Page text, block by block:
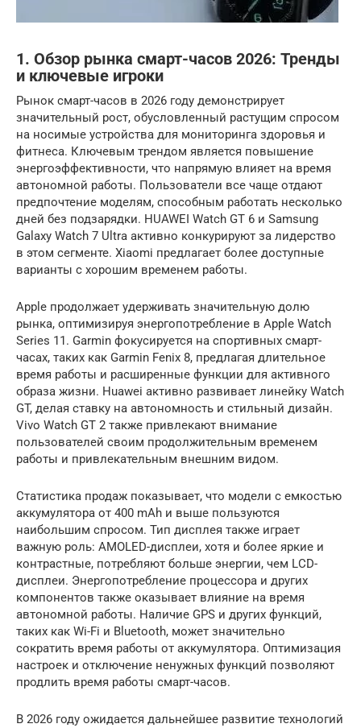
1. Обзор рынка смарт-часов 2026: Тренды
и ключевые игроки
Рынок смарт-часов в 2026 году демонстрирует
значительный рост, обусловленный растущим спросом
на носимые устройства для мониторинга здоровья и
фитнеса. Ключевым трендом является повышение
энергоэффективности, что напрямую влияет на время
автономной работы. Пользователи все чаще отдают
предпочтение моделям, способным работать несколько
дней без подзарядки. HUAWEI Watch GT 6 и Samsung
Galaxy Watch 7 Ultra активно конкурируют за лидерство
в этом сегменте. Xiaomi предлагает более доступные
варианты с хорошим временем работы.
Apple продолжает удерживать значительную долю
рынка, оптимизируя энергопотребление в Apple Watch
Series 11. Garmin фокусируется на спортивных смарт-
часах, таких как Garmin Fenix 8, предлагая длительное
время работы и расширенные функции для активного
образа жизни. Huawei активно развивает линейку Watch
GT, делая ставку на автономность и стильный дизайн.
Vivo Watch GT 2 также привлекают внимание
пользователей своим продолжительным временем
работы и привлекательным внешним видом.
Статистика продаж показывает, что модели с емкостью
аккумулятора от 400 mAh и выше пользуются
наибольшим спросом. Тип дисплея также играет
важную роль: AMOLED-дисплеи, хотя и более яркие и
контрастные, потребляют больше энергии, чем LCD-
дисплеи. Энергопотребление процессора и других
компонентов также оказывает влияние на время
автономной работы. Наличие GPS и других функций,
таких как Wi-Fi и Bluetooth, может значительно
сократить время работы от аккумулятора. Оптимизация
настроек и отключение ненужных функций позволяют
продлить время работы смарт-часов.
В 2026 году ожидается дальнейшее развитие технологий